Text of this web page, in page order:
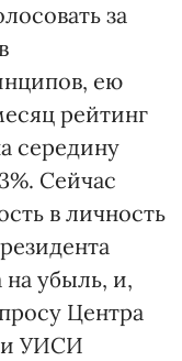
за
ею
рейтинг
середину
Сейчас
в личность
убыль, и,
Центра
и УИСИ